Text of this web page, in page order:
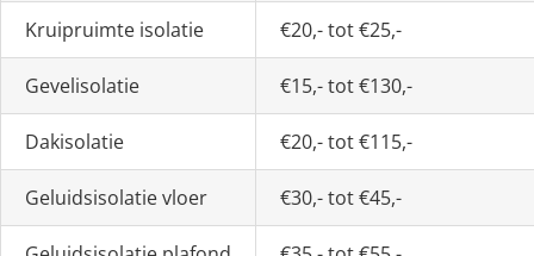
Kruipruimte isolatie €20,- tot €25,-
Gevelisolatie €15,- tot €130,-
Dakisolatie €20,- tot €115,-
Geluidsisolatie vloer €30,- tot €45,-